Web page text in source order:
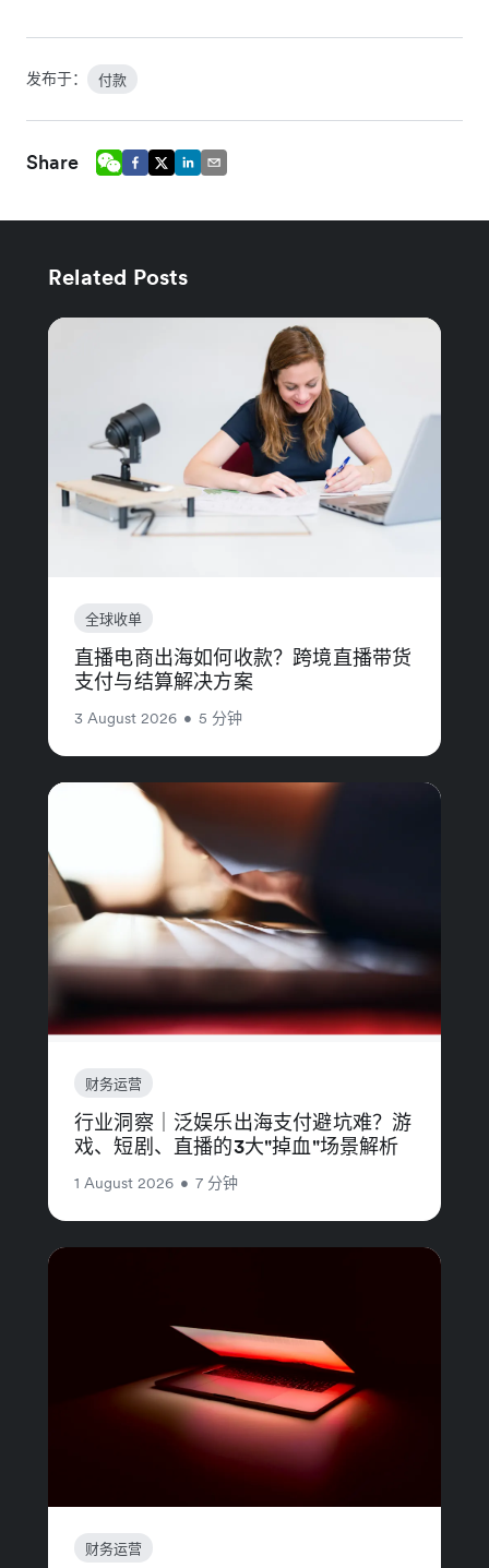
发布于： 付款
Share
Related Posts
全球收单
直播电商出海如何收款？跨境直播带货
支付与结算解决方案
3 August 2026 • 5 分钟
财务运营
行业洞察｜泛娱乐出海支付避坑难？游
戏、短剧、直播的3大"掉血"场景解析
1 August 2026 • 7 分钟
财务运营